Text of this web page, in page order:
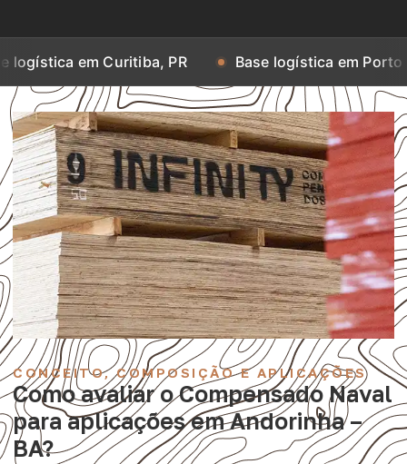
Curitiba, PR Base logística em Porto Alegre, RS
CONCEITO, COMPOSIÇÃO E APLICAÇÕES
Como avaliar o Compensado Naval
para aplicações em Andorinha –
BA?